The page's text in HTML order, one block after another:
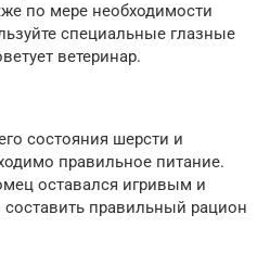
по мере необходимости
специальные глазные
ветеринар.
состояния шерсти и
правильное питание.
оставался игривым и
правильный рацион